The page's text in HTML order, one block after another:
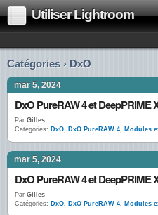
Utiliser Lightroom
Catégories › DxO
mar 5, 2024
DxO PureRAW 4 et DeepPRIME
Par Gilles
Catégories: DxO, DxO PureRAW 4, Modules
mar 5, 2024
DxO PureRAW 4 et DeepPRIME
Par Gilles
Catégories: DxO, DxO PureRAW 4, Modules